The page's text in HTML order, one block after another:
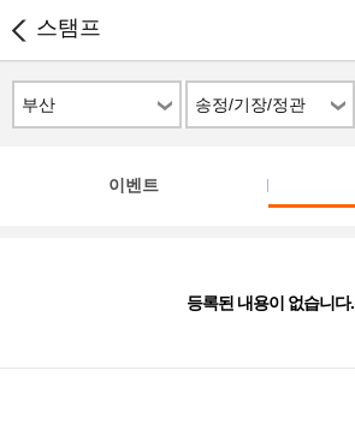
스탬프
부산 송정/기장/정관
이벤트
등록된 내용이 없습니다.